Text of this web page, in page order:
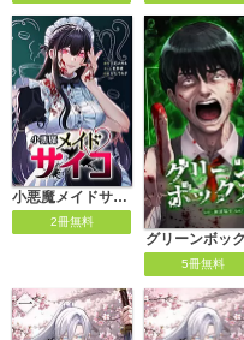
小悪魔メイドサイコ
2冊無料
グリーンボッ
5冊無料